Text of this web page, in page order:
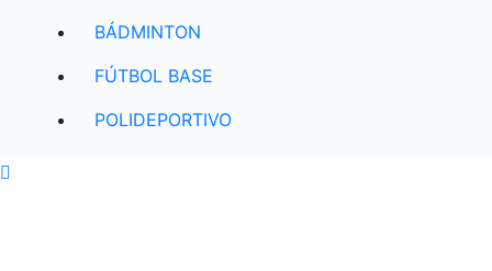
BÁDMINTON
FÚTBOL BASE
POLIDEPORTIVO